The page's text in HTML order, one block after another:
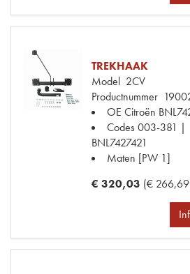
TREKHAAK
Model 2CV
Productnummer
OE Citroën
Codes003-381 |
BNL7427421
Maten [PW 1]
€ 320,03 (€